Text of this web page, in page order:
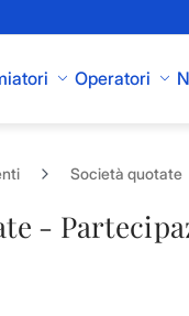
Operatori
Società quotate
-